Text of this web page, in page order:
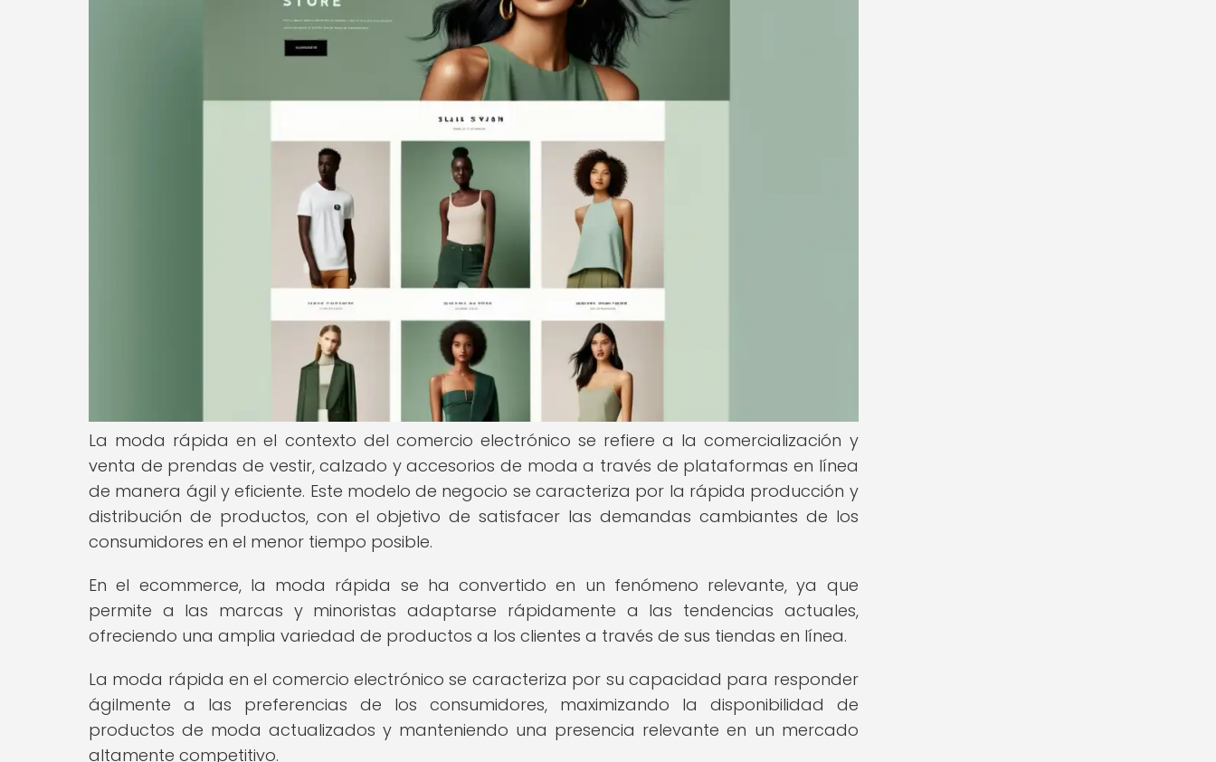
La moda rápida en el contexto del comercio electrónico se refiere a la comercialización y
venta de prendas de vestir, calzado y accesorios de moda a través de plataformas en línea
de manera ágil y eficiente. Este modelo de negocio se caracteriza por la rápida producción y
distribución de productos, con el objetivo de satisfacer las demandas cambiantes de los
consumidores en el menor tiempo posible.
En el ecommerce, la moda rápida se ha convertido en un fenómeno relevante, ya que
permite a las marcas y minoristas adaptarse rápidamente a las tendencias actuales,
ofreciendo una amplia variedad de productos a los clientes a través de sus tiendas en línea.
La moda rápida en el comercio electrónico se caracteriza por su capacidad para responder
ágilmente a las preferencias de los consumidores, maximizando la disponibilidad de
productos de moda actualizados y manteniendo una presencia relevante en un mercado
altamente competitivo.